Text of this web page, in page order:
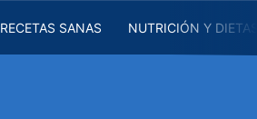
RECETAS SANAS NUTRICIÓN Y